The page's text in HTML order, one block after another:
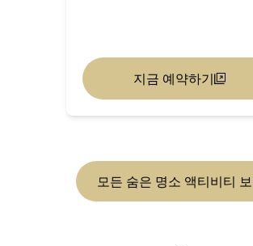
지금 예약하기
모든 숨은 명소 액티비티